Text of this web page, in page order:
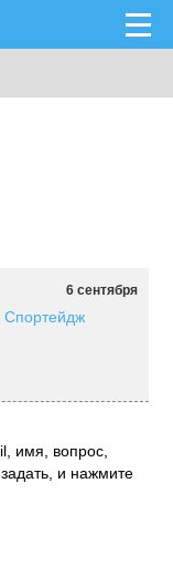
6 сентября
Спортейдж
имя, вопрос,
и нажмите